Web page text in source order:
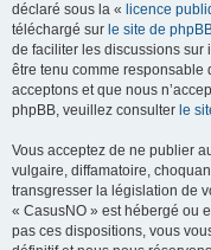
déclaré sous la « licence
téléchargé sur le site de
de faciliter les discussions sur
être tenu comme responsable
acceptons et que nous
phpBB, veuillez consulter le
Vous acceptez de ne publier
vulgaire, diffamatoire,
transgresser la législation de
« CasusNO » est hébergé ou
pas ces dispositions, vous